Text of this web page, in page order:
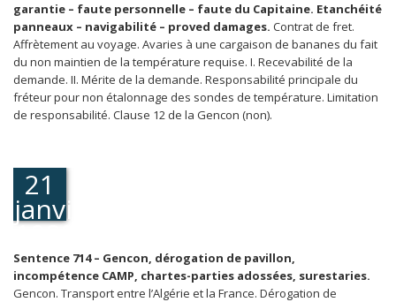
garantie – faute personnelle – faute du Capitaine. Etanchéité
panneaux – navigabilité – proved damages. Contrat de fret.
Affrètement au voyage. Avaries à une cargaison de bananes du fait
du non maintien de la température requise. I. Recevabilité de la
demande. II. Mérite de la demande. Responsabilité principale du
fréteur pour non étalonnage des sondes de température. Limitation
de responsabilité. Clause 12 de la Gencon (non).
21
janvier
1989
Sentence 714 – Gencon, dérogation de pavillon,
incompétence CAMP, chartes-parties adossées, surestaries.
Gencon. Transport entre l’Algérie et la France. Dérogation de